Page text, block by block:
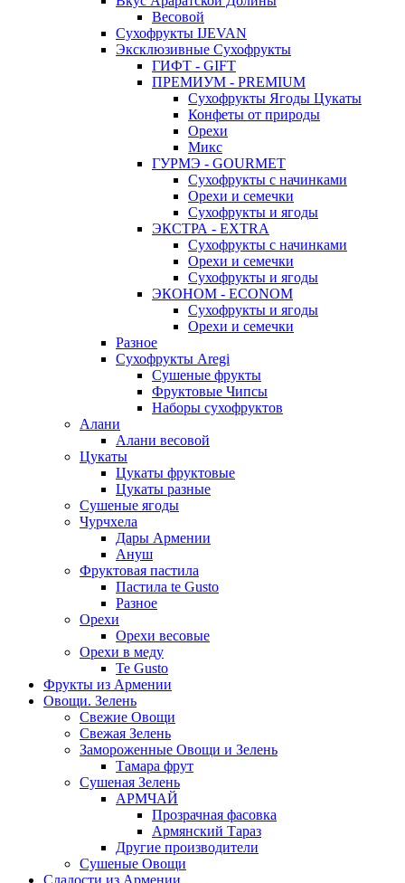
Весовой
Сухофрукты IJEVAN
Эксклюзивные Сухофрукты
ГИФТ - GIFT
ПРЕМИУМ - PREMIUM
Сухофрукты Ягоды Цукаты
Конфеты от природы
Орехи
Микс
ГУРМЭ - GOURMET
Сухофрукты с начинками
Орехи и семечки
Сухофрукты и ягоды
ЭКСТРА - EXTRA
Сухофрукты с начинками
Орехи и семечки
Сухофрукты и ягоды
ЭКОНОМ - ECONOM
Сухофрукты и ягоды
Орехи и семечки
Разное
Сухофрукты Aregi
Сушеные фрукты
Фруктовые Чипсы
Наборы сухофруктов
Алани
Алани весовой
Цукаты
Цукаты фруктовые
Цукаты разные
Сушеные ягоды
Чурчхела
Дары Армении
Ануш
Фруктовая пастила
Пастила te Gusto
Разное
Орехи
Орехи весовые
Орехи в меду
Te Gusto
Фрукты из Армении
Овощи. Зелень
Свежие Овощи
Свежая Зелень
Замороженные Овощи и Зелень
Тамара фрут
Сушеная Зелень
АРМЧАЙ
Прозрачная фасовка
Армянский Тараз
Другие производители
Сушеные Овощи
Сладости из Армении